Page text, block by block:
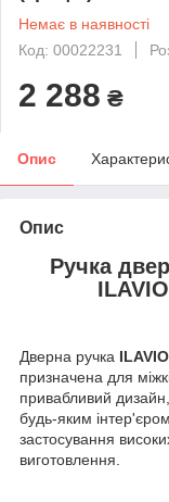
Немає в наявності
Код: 00022231
2 288 ₴
Опис
Опис
Ручка
Дверна ручка
призначена для
привабливий
будь-яким
застосування
виготовлення.